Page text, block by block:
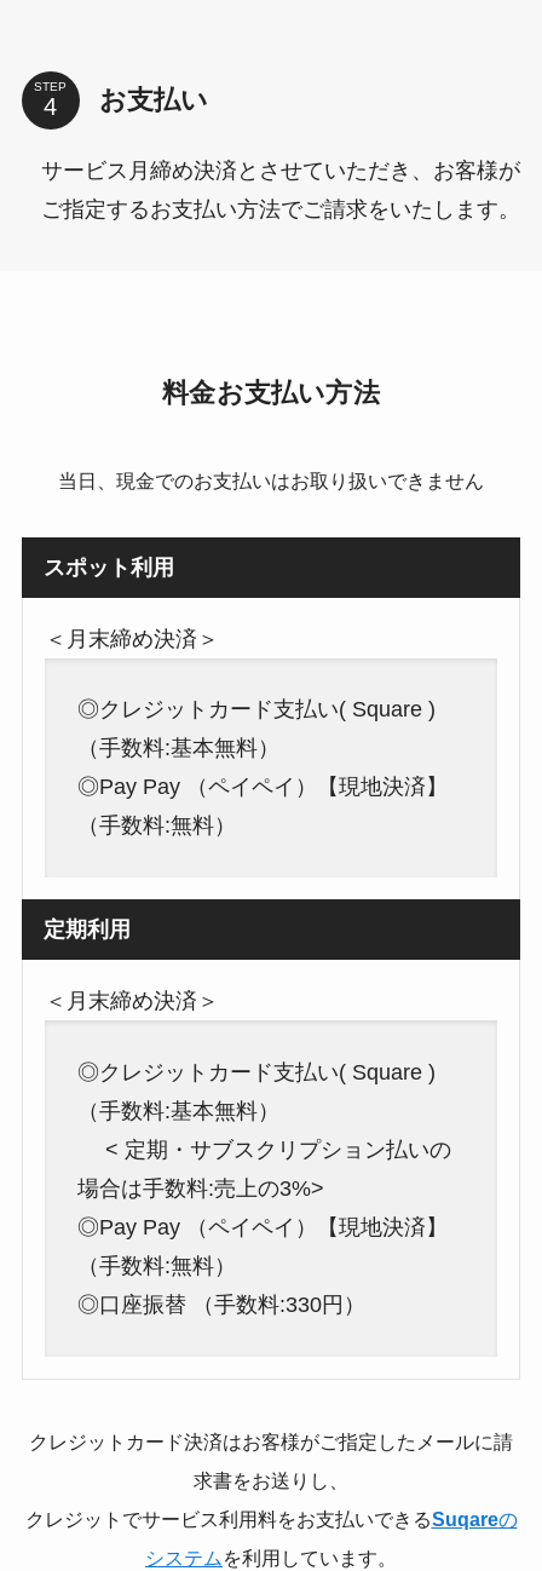
STEP お支払い
サービス月締め決済とさせていただき、お客様が
ご指定するお支払い方法でご請求をいたします。
料金お支払い方法
当日、現金でのお支払いはお取り扱いできません
スポット利用
＜月末締め決済＞
◎クレジットカード支払い( Square )
（手数料:基本無料）
◎Pay Pay （ペイペイ）【現地決済】
（手数料:無料）
定期利用
＜月末締め決済＞
◎クレジットカード支払い( Square )
（手数料:基本無料）
< 定期・サブスクリプション払いの
場合は手数料:売上の3%>
◎Pay Pay （ペイペイ）【現地決済】
（手数料:無料）
◎口座振替 （手数料:330円）
クレジットカード決済はお客様がご指定したメールに請
求書をお送りし、
クレジットでサービス利用料をお支払いできるSuqareの
システム を利用しています。